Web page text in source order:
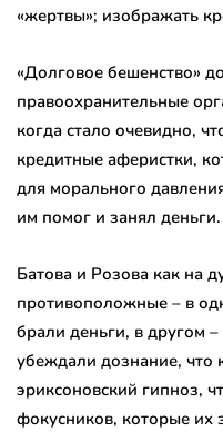
«жертвы»; изображать
«Долговое бешенство»
правоохранительные
когда стало очевидно,
кредитные аферистки,
для морального
им помог и занял деньги.
Батова и Розова как на
противоположные – в
брали деньги, в другом
убеждали дознание, что
эриксоновский гипноз,
фокусников, которые их